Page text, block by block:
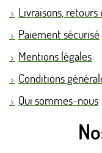
Livraisons,
Paiement sécurisé
Mentions légales
Conditions
Qui sommes-nous